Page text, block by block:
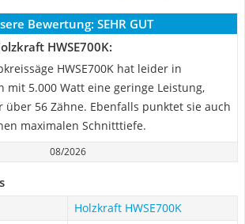
Bewertung: SEHR GUT
HWSE700K:
HWSE700K hat leider in
mit 5.000 Watt eine geringe Leistung,
56 Zähne. Ebenfalls punktet sie auch
maximalen Schnitttiefe.
08/2026
Holzkraft HWSE700K